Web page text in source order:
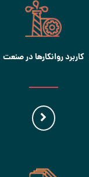
کاربرد روانکارها در صنعت